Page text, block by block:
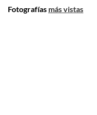
Fotografías más vistas